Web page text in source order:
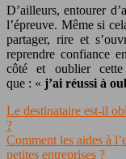
D’ailleurs, entourer
l’épreuve. Même si
partager, rire et
reprendre confiance
côté et oublier
que : « j’ai réussi à
Le destinataire est-il
?
Comment les aides à
petites entreprises ?